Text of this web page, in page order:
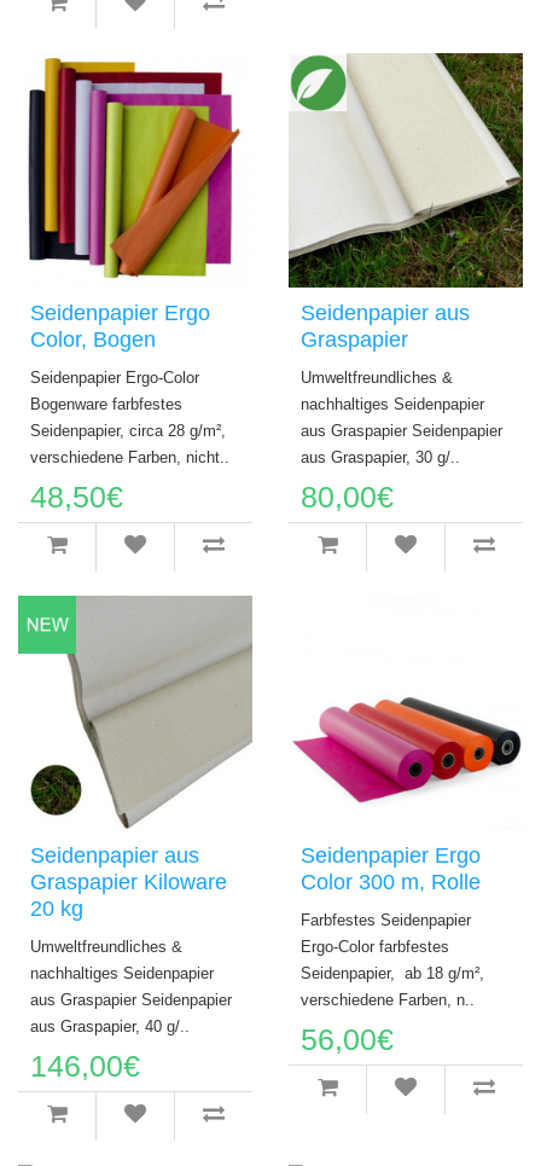
Seidenpapier Ergo
Color, Bogen
Seidenpapier Ergo-Color
Bogenware farbfestes
Seidenpapier, circa 28 g/m²,
verschiedene Farben, nicht..
48,50€
Seidenpapier aus
Graspapier
Umweltfreundliches &
nachhaltiges Seidenpapier
aus Graspapier Seidenpapier
aus Graspapier, 30 g/..
80,00€
Seidenpapier aus
Graspapier Kiloware
20 kg
Umweltfreundliches &
nachhaltiges Seidenpapier
aus Graspapier Seidenpapier
aus Graspapier, 40 g/..
146,00€
Seidenpapier Ergo
Color 300 m, Rolle
Farbfestes Seidenpapier
Ergo-Color farbfestes
Seidenpapier, ab 18 g/m²,
verschiedene Farben, n..
56,00€